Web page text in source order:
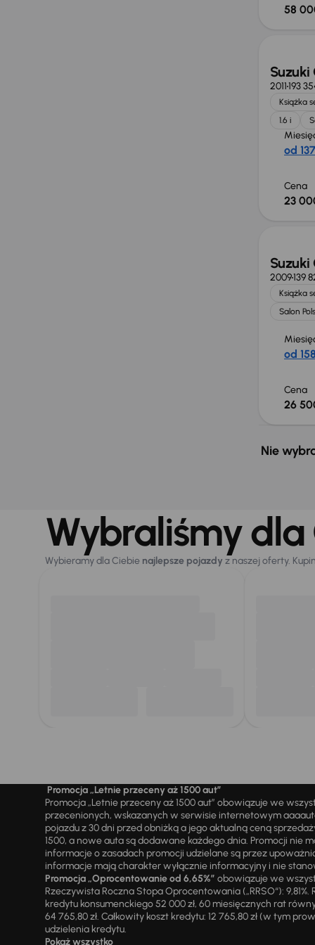
58
Suzuki
2011193
Książka
1.6 i
od
Cena
23
Suzuki
2009139
Książka
Salon
od
Cena
26
Nie
Wybraliśmy dla
Wybieramy dla Ciebie najlepsze pojazdy z naszej oferty.
Promocja „Letnie przeceny aż 1500 aut”
Promocja „Letnie przeceny aż 1500 aut” obowiązuje we
przecenionych, wskazanych w serwisie internetowym
pojazdu z 30 dni przed obniżką a jego aktualną ceną
1500, a nowe auta są dodawane każdego dnia. Promocji nie
informacje o zasadach promocji udzielane są przez
informacje mają charakter wyłącznie informacyjny i nie
Promocja „Oprocentowanie od 6,65%” obowiązuje we
Rzeczywista Roczna Stopa Oprocentowania („RRSO“):
kredytu konsumenckiego 52 000 zł, 60 miesięcznych rat
64 765,80 zł. Całkowity koszt kredytu: 12 765,80 zł (w tym
udzielenia kredytu.
Pokaż wszystko